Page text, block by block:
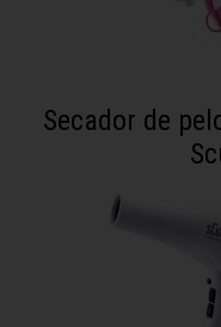
Secador de